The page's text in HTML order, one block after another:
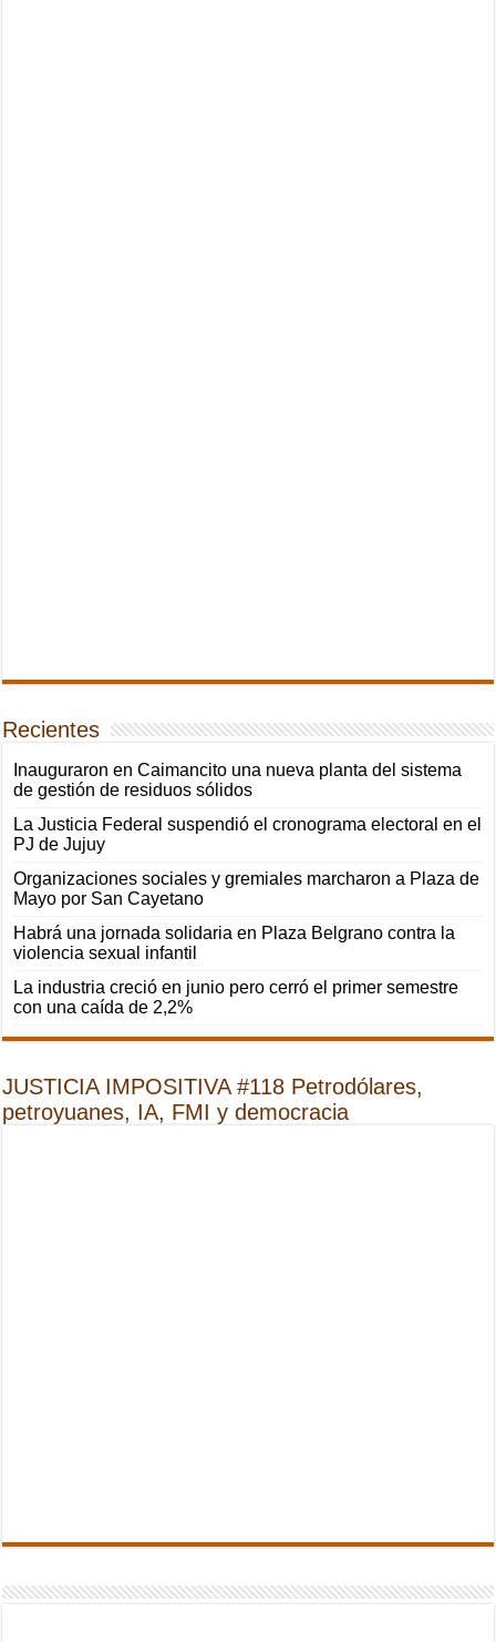
Recientes
Inauguraron en Caimancito una nueva planta del sistema
de gestión de residuos sólidos
La Justicia Federal suspendió el cronograma electoral en el
PJ de Jujuy
Organizaciones sociales y gremiales marcharon a Plaza de
Mayo por San Cayetano
Habrá una jornada solidaria en Plaza Belgrano contra la
violencia sexual infantil
La industria creció en junio pero cerró el primer semestre
con una caída de 2,2%
JUSTICIA IMPOSITIVA #118 Petrodólares,
petroyuanes, IA, FMI y democracia